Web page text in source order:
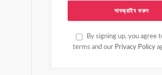
By signing up, you agree
terms and our Privacy Policy